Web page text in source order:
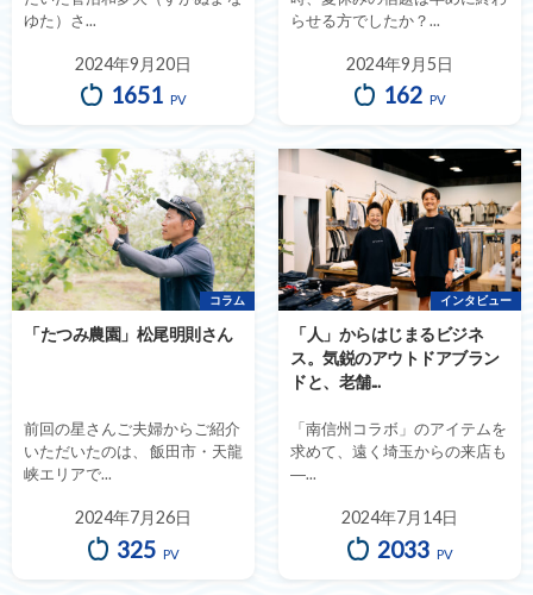
ゆた）さ...
2024年9月20日
1651 PV
らせる方でしたか？...
2024年9月5日
162 PV
コラム
「たつみ農園」松尾明則さん
前回の星さんご夫婦からご紹介
いただいたのは、 飯田市・天龍
峡エリアで...
2024年7月26日
325 PV
インタビュー
「人」からはじまるビジネ
ス。気鋭のアウトドアブラン
ドと、老舗...
「南信州コラボ」のアイテムを
求めて、遠く埼玉からの来店も
―...
2024年7月14日
2033 PV